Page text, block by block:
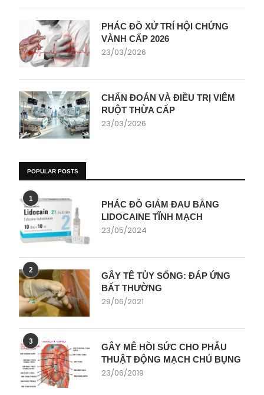
PHÁC ĐỒ XỬ TRÍ HỘI CHỨNG
VÀNH CẤP 2026
23/03/2026
CHẨN ĐOÁN VÀ ĐIỀU TRỊ VIÊM
RUỘT THỪA CẤP
23/03/2026
POPULAR POSTS
1
PHÁC ĐỒ GIẢM ĐAU BẰNG
LIDOCAINE TĨNH MẠCH
23/05/2024
2
GÂY TÊ TỦY SỐNG: ĐÁP ỨNG
BẤT THƯỜNG
29/06/2021
3
GÂY MÊ HỒI SỨC CHO PHẪU
THUẬT ĐỘNG MẠCH CHỦ BỤNG
23/06/2019